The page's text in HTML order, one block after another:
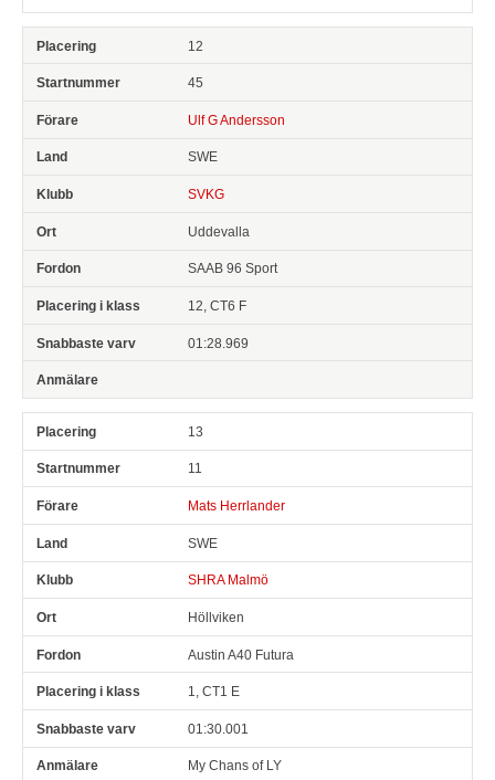
12
45
Ulf G Andersson
SWE
SVKG
Uddevalla
SAAB 96 Sport
12, CT6 F
01:28.969
13
11
Mats Herrlander
SWE
SHRA Malmö
Höllviken
Austin A40 Futura
1, CT1 E
01:30.001
My Chans of LY